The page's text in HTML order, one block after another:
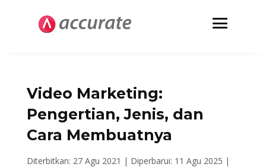
Video Marketing:
Pengertian, Jenis, dan
Cara Membuatnya
Diterbitkan: 27 Agu 2021 | Diperbarui: 11 Agu 2025 |